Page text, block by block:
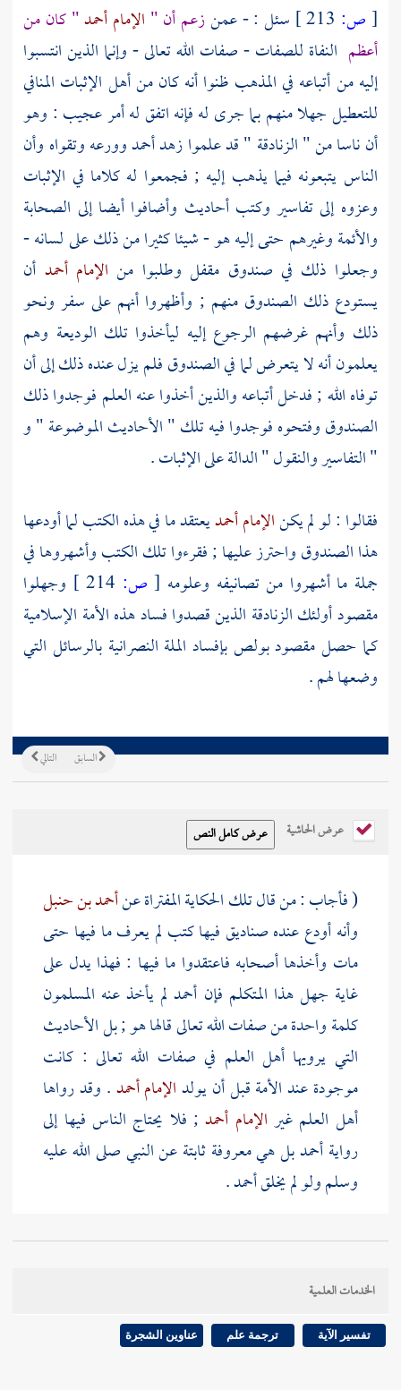
[ص: سئل : - عمنزعم أن " الإمام أحمد" كان من
أعظم النفاة للصفات - صفات الله تعالى - وإنما الذين انتسبوا
إليه من أتباعه في المذهب ظنوا أنه كان من أهل الإثبات المنافي
للتعطيل جهلا منهم بما جرى له فإنه اتفق له أمر عجيب : وهو
أن ناسا من " الزنادقة " قد علموا زهدأحمدوورعه وتقواه وأن
الناس يتبعونه فيما يذهب إليه ; فجمعوا له كلاما في الإثبات
وعزوه إلى تفاسير وكتب أحاديث وأضافوا أيضا إلى الصحابة
والأئمة وغيرهم حتى إليه هو - شيئا كثيرا من ذلك على لسانه -
وجعلوا ذلك في صندوق مقفل وطلبوا من الإمام أحمد أن
يستودع ذلك الصندوق منهم ; وأظهروا أنهم على سفر ونحو
ذلك وأنهم غرضهم الرجوع إليه ليأخذوا تلك الوديعة وهم
يعلمون أنه لا يتعرض لما في الصندوق فلم يزل عنده ذلك إلى أن
توفاه الله ; فدخل أتباعه والذين أخذوا عنه العلم فوجدوا ذلك
الصندوق وفتحوه فوجدوا فيه تلك " الأحاديث الموضوعة " و
" التفاسير والنقول " الدالة على الإثبات .
فقالوا : لو لم يكنالإمام أحمديعتقد ما في هذه الكتب لما أودعها
هذا الصندوق واحترز عليها ; فقرءوا تلك الكتب وأشهروها في
جملة ما أشهروا من تصانيفه وعلومه [ ص:
وجهلوا
مقصود أولئك الزنادقة الذين قصدوا فساد هذه الأمة الإسلامية
كما حصل مقصودبولصبإفساد الملة النصرانية بالرسائل التي
وضعها لهم .
التالي السابق
عرض الحاشية
( فأجاب : من قال تلك الحكاية المفتراة عنأحمد بن حنبل
وأنه أودع عنده صناديق فيها كتب لم يعرف ما فيها حتى
مات وأخذها أصحابه فاعتقدوا ما فيها : فهذا يدل على
غاية جهل هذا المتكلم فإن أحمد لم يأخذ عنه المسلمون
كلمة واحدة من صفات الله تعالى قالها هو ; بل الأحاديث
التي يرويها أهل العلم في صفات الله تعالى : كانت
موجودة عند الأمة قبل أن يولدالإمام أحمد. وقد رواها
أهل العلم غير الإمام أحمد ; فلا يحتاج الناس فيها إلى
روايةأحمدبل هي معروفة ثابتة عن النبي صلى الله عليه
وسلم ولو لم يخلقأحمد.
وأحمدإنما اشتهر أنه إمامأهل السنةوالصابر على المحنة ;
لما ظهرت محن "
ويقولون إن الله لا يرى في الآخرة وإن القرآن ليس هو
كلام الله ; بل هو مخلوق من المخلوقات وإنه تعالى ليس
الخدمات العلمية
تفسير الآية ترجمة علم عناوين الشجرة